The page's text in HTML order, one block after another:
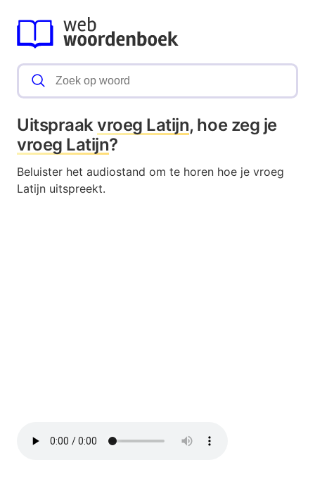
Uitspraakvroeg Latijn, hoe zeg je
vroeg Latijn?
Beluister het audiostand om te horen hoe je vroeg
Latijn uitspreekt.